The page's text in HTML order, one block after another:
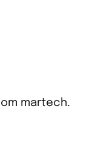
martech.